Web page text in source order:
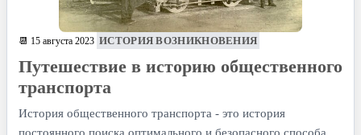
📆 15 августа 2023 ИСТОРИЯ ВОЗНИКНОВЕНИЯ
Путешествие в историю общественного
транспорта
История общественного транспорта - это история